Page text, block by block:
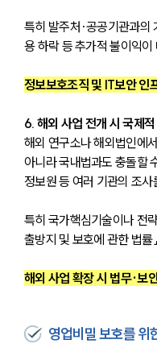
특히 발주처·공공기관과의
용 하락 등 추가적 불이익이
정보보호조직 및 IT보안 인
6. 해외 사업 전개 시 국제
해외 연구소나 해외법인에
아니라 국내법과도 충돌할
정보원 등 여러 기관의 조사
특히 국가핵심기술이나 전
출방지 및 보호에 관한 법률
해외 사업 확장 시 법무·보
영업비밀 보호를 위